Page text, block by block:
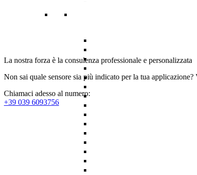
La nostra forza è la consulenza professionale e personalizzata
Non sai quale sensore sia più indicato per la tua
Chiamaci adesso al numero:
+39 039 6093756